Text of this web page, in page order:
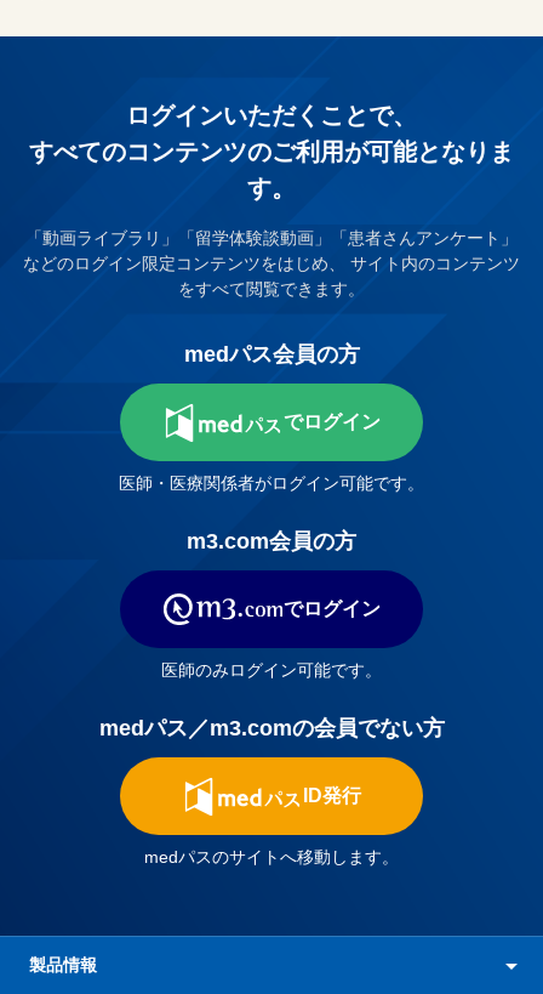
ログインいただくことで、
すべてのコンテンツのご利⽤が可能となりま
す。
「動画ライブラリ」「留学体験談動画」「患者さんアンケート」
などのログイン限定コンテンツをはじめ、
サイト内のコンテンツ
をすべて閲覧できます。
medパス会員の方
でログイン
医師・医療関係者がログイン可能です。
m3.com会員の方
でログイン
医師のみログイン可能です。
medパス／m3.comの会員でない方
ID発行
medパスのサイトへ移動します。
製品情報